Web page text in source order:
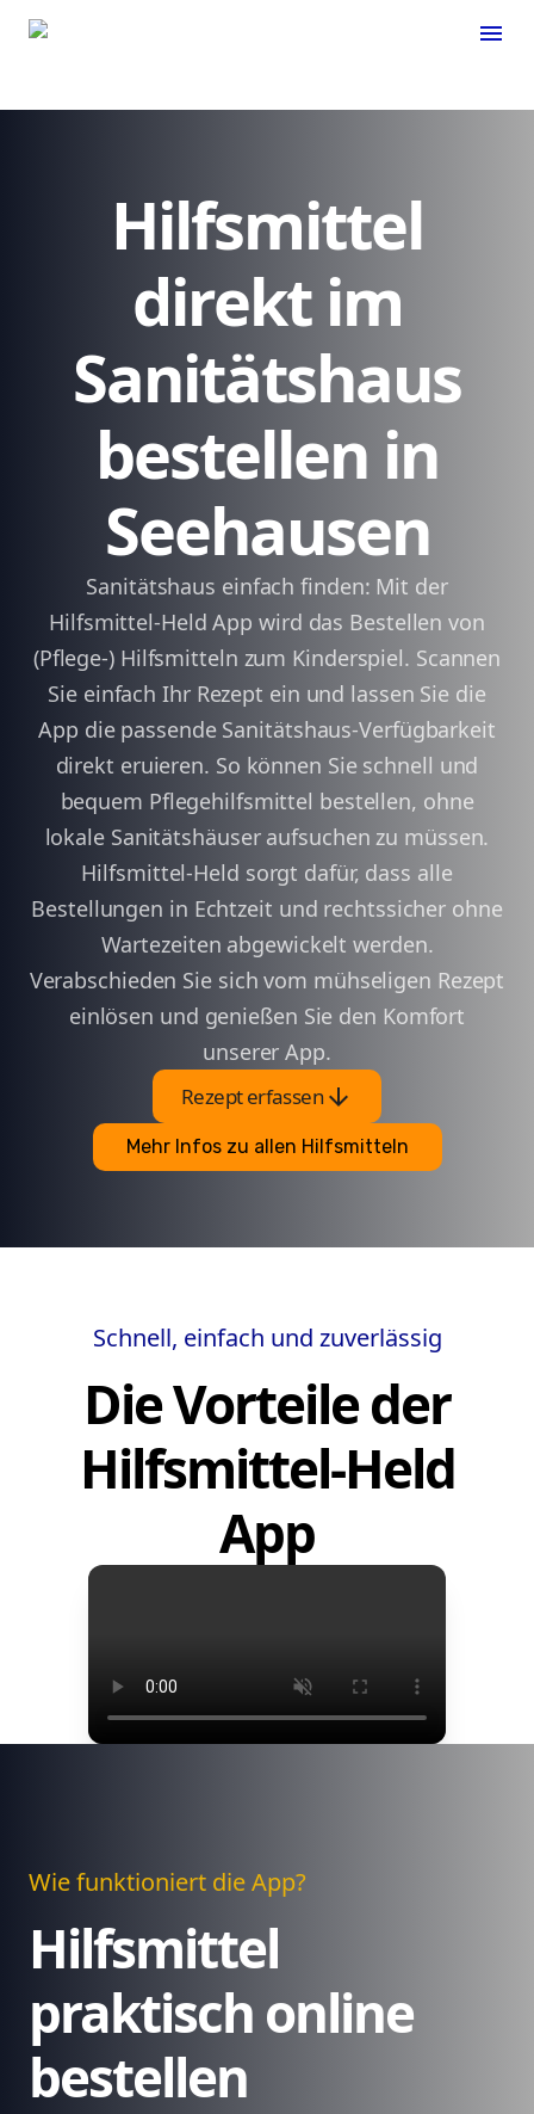
menu
Hilfsmittel
direkt im
Sanitätshaus
bestellen in
Seehausen
Sanitätshaus einfach finden: Mit der
Hilfsmittel-Held App wird das Bestellen von
(Pflege-) Hilfsmitteln zum Kinderspiel. Scannen
Sie einfach Ihr Rezept ein und lassen Sie die
App die passende Sanitätshaus-Verfügbarkeit
direkt eruieren. So können Sie schnell und
bequem Pflegehilfsmittel bestellen, ohne
lokale Sanitätshäuser aufsuchen zu müssen.
Hilfsmittel-Held sorgt dafür, dass alle
Bestellungen in Echtzeit und rechtssicher ohne
Wartezeiten abgewickelt werden.
Verabschieden Sie sich vom mühseligen Rezept
einlösen und genießen Sie den Komfort
unserer App.
Rezept erfassenarrow_downward
Mehr Infos zu allen Hilfsmitteln
Schnell, einfach und zuverlässig
Die Vorteile der
Hilfsmittel-Held
App
Wie funktioniert die App?
Hilfsmittel
praktisch online
bestellen